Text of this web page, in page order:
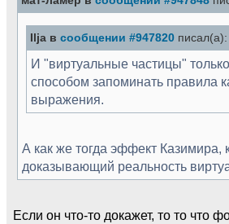
Ilja в сообщении #947820 писал(а):
И "виртуальные частицы"
способом запоминать правила
выражения.
А как же тогда эффект Казимира,
доказывающий реальность
Если он что-то докажет, то то что